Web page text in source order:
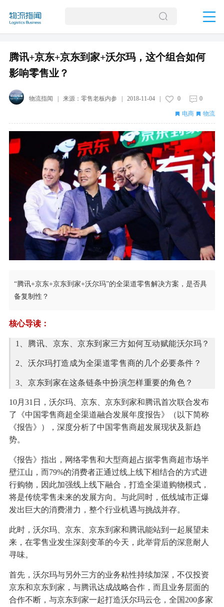
腾讯+京东+京东到家+沃尔玛，这个组合如何
影响零售业？
物流指闻 | 来源： 零售老板内参 2018-11-04| 0 0
电商 物流
“腾讯+京东+京东到家+沃尔玛”的全渠道零售解决方案，是否具
备复制性？
核心导读：
1、腾讯、京东、京东到家三方如何互动赋能沃尔玛？
2、沃尔玛打造成为全渠道零售商的几个必要条件？
3、京东到家在这条链条中扮演怎样重要的角色？
10月31日，沃尔玛、京东、京东到家和腾讯首次联合发布
了《中国零售商超全渠道融合发展年度报告》（以下简称
《报告》），深度分析了中国零售商超发展现状及新趋
势。
《报告》指出，网络零售和大型商超占据零售商超市场半
壁江山，而79%的消费者正通过线上线下相结合的方式进
行购物，因此加强线上线下融合，打造全渠道购物模式，
将是传统零售未来的发展方向。与此同时，低线城市正爆
发出巨大的消费潜力，整个行业机遇与挑战并存。
此时，沃尔玛、京东、京东到家和腾讯能站到一起展望未
来，在零售业发生深刻变革的今天，此举背后的深意耐人
寻味。
首先，沃尔玛与另外三方的业务粘性持续加深，不仅投资
京东和京东到家，与腾讯达成战略合作，而且业务层面的
合作不断，与京东到家一起打造沃尔玛云仓，全国200多家